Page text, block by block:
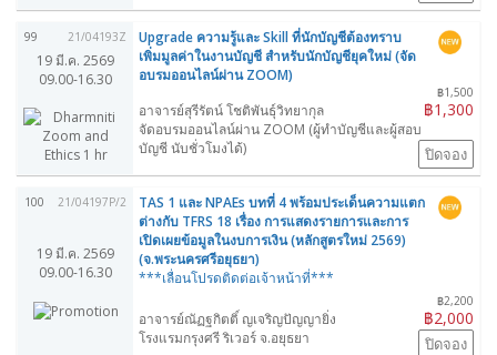
99 21/04193Z
19 มี.ค. 2569
09.00-16.30
Upgrade ความรู้และ Skill ที่นักบัญชีต้องทราบ
เพิ่มมูลค่าในงานบัญชี สำหรับนักบัญชียุคใหม่ (จัด
อบรมออนไลน์ผ่าน ZOOM)
฿1,500
฿1,300
อาจารย์สุรีรัตน์ โชติพันธุ์วิทยากุล
จัดอบรมออนไลน์ผ่าน ZOOM (ผู้ทำบัญชีและผู้สอบ
บัญชี นับชั่วโมงได้)
ปิดจอง
100 21/04197P/2
19 มี.ค. 2569
09.00-16.30
TAS 1 และ NPAEs บทที่ 4 พร้อมประเด็นความแตก
ต่างกับ TFRS 18 เรื่อง การแสดงรายการและการ
เปิดเผยข้อมูลในงบการเงิน (หลักสูตรใหม่ 2569)
(จ.พระนครศรีอยุธยา)
***เลื่อนโปรดติดต่อเจ้าหน้าที่***
฿2,200
฿2,000
อาจารย์ณัฏฐกิตติ์ ญเจริญปัญญายิ่ง
โรงแรมกรุงศรี ริเวอร์ จ.อยุธยา
ปิดจอง